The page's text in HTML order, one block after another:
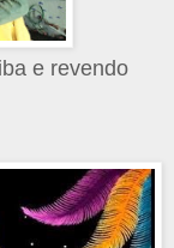
e revendo